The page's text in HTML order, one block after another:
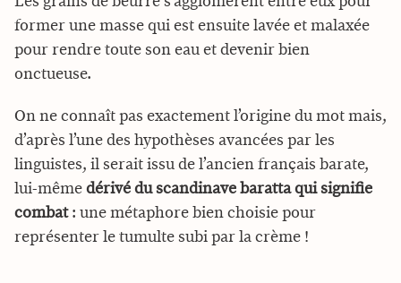
former une masse qui est ensuite lavée et malaxée
pour rendre toute son eau et devenir bien
onctueuse.
On ne connaît pas exactement l’origine du mot mais,
d’après l’une des hypothèses avancées par les
linguistes, il serait issu de l’ancien français barate,
lui-même dérivé du scandinave baratta qui signifie
combat: une métaphore bien choisie pour
représenter le tumulte subi par la crème !